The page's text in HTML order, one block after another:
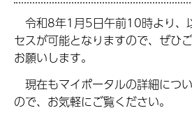
令和8年1月5日午前10時より、
セスが可能となりますので、ぜひ
お願いします。
現在もマイポータルの詳細につ
ので、お気軽にご覧ください。